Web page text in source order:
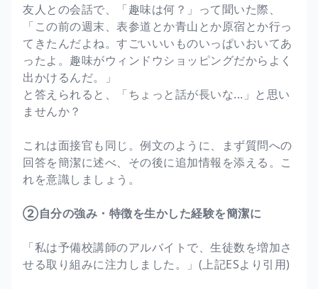
友人との会話で、「趣味は何？」って聞いた際、
「この前の週末、表参道とか青山とか原宿とか行っ
てきたんだよね。すごいいいものいっぱいおいてあ
ったよ。趣味がウィンドウショッピングだからよく
出かけるんだ。」
と答えられると、「ちょっと話が長いな...」と思い
ませんか？
これは面接官も同じ。例文のように、まず質問への
回答を簡潔に述べ、その後に追加情報を添える。こ
れを意識しましょう。
②自分の強み・特徴を生かした経験を簡潔に
「私は予備校講師のアルバイトで、生徒数を増加さ
せる取り組みに注力しました。」(上記ESより引用)